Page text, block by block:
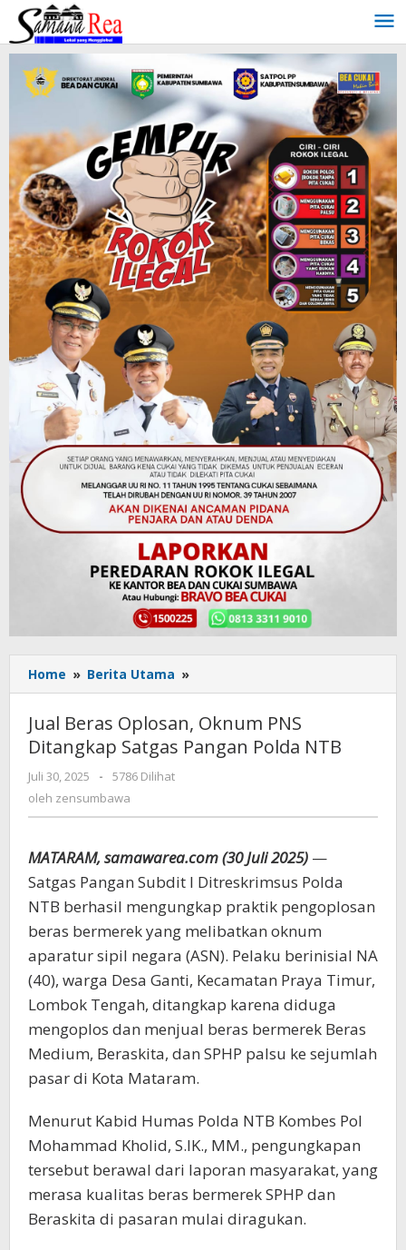
Lewati
konten
Home » Berita Utama »
Beras
Oplosan,
Oknum
PNS
Jual Beras Oplosan, Oknum PNS
Ditangkap Satgas Pangan Polda NTB
Juli 30, 2025
oleh
zensumbawa
-
5786 Dilihat
oleh zensumbawa
MATARAM, samawarea.com (30 Juli 2025) —
Satgas Pangan Subdit I Ditreskrimsus Polda
NTB berhasil mengungkap praktik pengoplosan
beras bermerek yang melibatkan oknum
aparatur sipil negara (ASN). Pelaku berinisial NA
(40), warga Desa Ganti, Kecamatan Praya Timur,
Lombok Tengah, ditangkap karena diduga
mengoplos dan menjual beras bermerek Beras
Medium, Beraskita, dan SPHP palsu ke sejumlah
pasar di Kota Mataram.
Menurut Kabid Humas Polda NTB Kombes Pol
Mohammad Kholid, S.IK., MM., pengungkapan
tersebut berawal dari laporan masyarakat, yang
merasa kualitas beras bermerek SPHP dan
Beraskita di pasaran mulai diragukan.